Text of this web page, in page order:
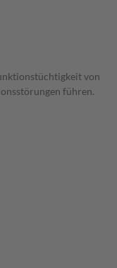
von
führen.